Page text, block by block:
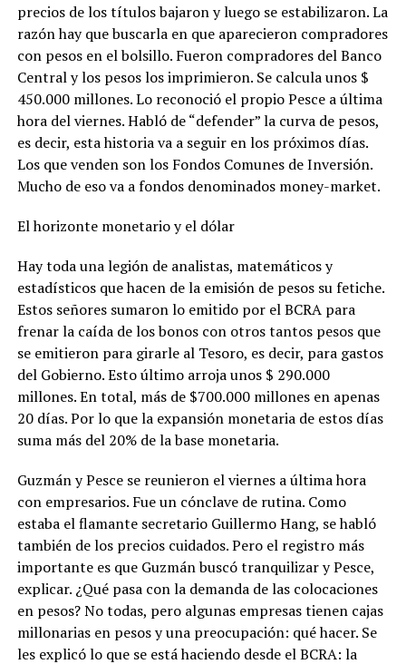
precios de los títulos bajaron y luego se estabilizaron. La
razón hay que buscarla en que aparecieron compradores
con pesos en el bolsillo. Fueron compradores del Banco
Central y los pesos los imprimieron. Se calcula unos $
450.000 millones. Lo reconoció el propio Pesce a última
hora del viernes. Habló de “defender” la curva de pesos,
es decir, esta historia va a seguir en los próximos días.
Los que venden son los Fondos Comunes de Inversión.
Mucho de eso va a fondos denominados money-market.
El horizonte monetario y el dólar
Hay toda una legión de analistas, matemáticos y
estadísticos que hacen de la emisión de pesos su fetiche.
Estos señores sumaron lo emitido por el BCRA para
frenar la caída de los bonos con otros tantos pesos que
se emitieron para girarle al Tesoro, es decir, para gastos
del Gobierno. Esto último arroja unos $ 290.000
millones. En total, más de $700.000 millones en apenas
20 días. Por lo que la expansión monetaria de estos días
suma más del 20% de la base monetaria.
Guzmán y Pesce se reunieron el viernes a última hora
con empresarios. Fue un cónclave de rutina. Como
estaba el flamante secretario Guillermo Hang, se habló
también de los precios cuidados. Pero el registro más
importante es que Guzmán buscó tranquilizar y Pesce,
explicar. ¿Qué pasa con la demanda de las colocaciones
en pesos? No todas, pero algunas empresas tienen cajas
millonarias en pesos y una preocupación: qué hacer. Se
les explicó lo que se está haciendo desde el BCRA: la